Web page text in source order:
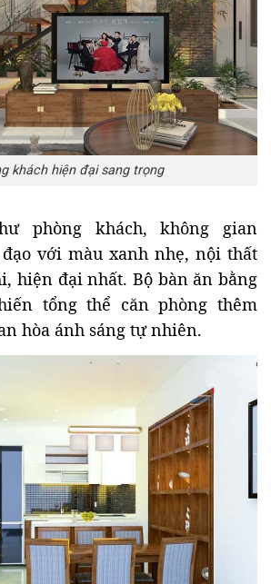
khách hiện đại sang trọng
phòng khách, không gian
với màu xanh nhẹ, nội thất
hiện đại nhất. Bộ bàn ăn bằng
tổng thể căn phòng thêm
hòa ánh sáng tự nhiên.